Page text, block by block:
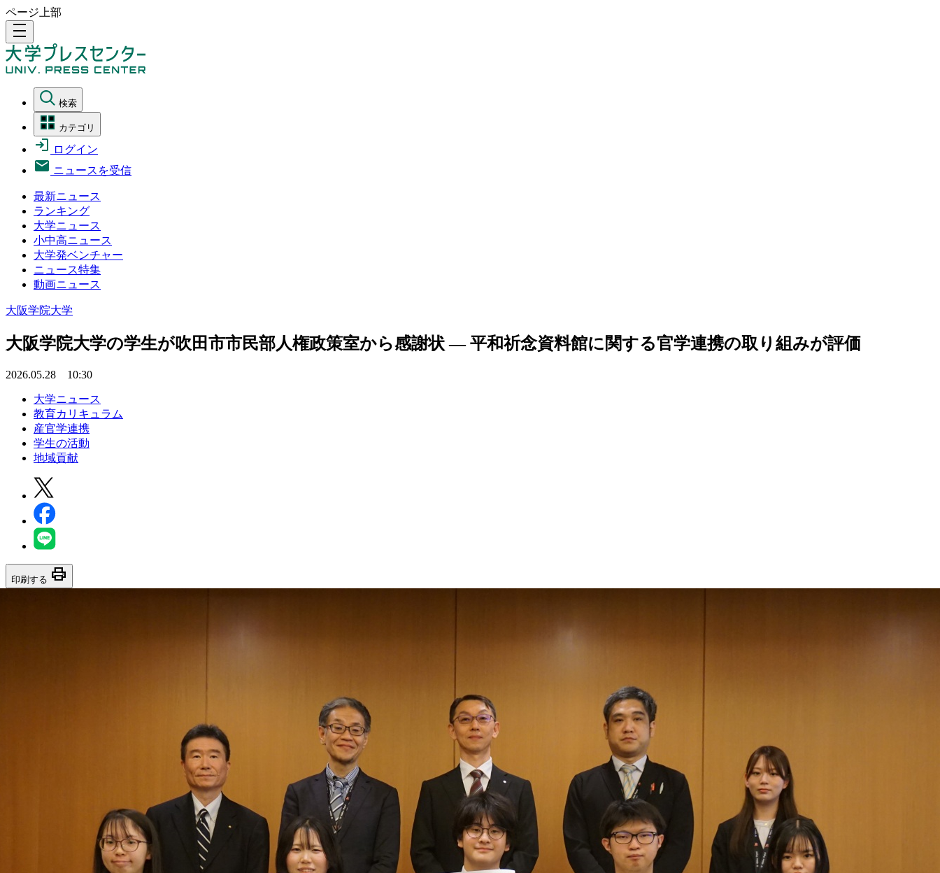
ページ上部
density_medium
検索
カテゴリ
ログイン
ニュースを受信
最新ニュース
ランキング
大学ニュース
小中高ニュース
大学発ベンチャー
ニュース特集
動画ニュース
大阪学院大学
大阪学院大学の学生が吹田市市民部人権政策室から感謝状 ― 平和祈念資料館に関する官学連携の取り組みが評価
2026.05.28 10:30
大学ニュース
教育カリキュラム
産官学連携
学生の活動
地域貢献
印刷する print